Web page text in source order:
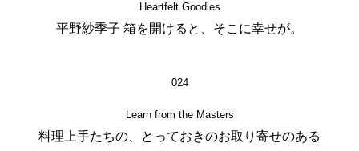
Heartfelt Goodies
平野紗季子 箱を開けると、そこに幸せが。
024
Learn from the Masters
料理上手たちの、とっておきのお取り寄せのある